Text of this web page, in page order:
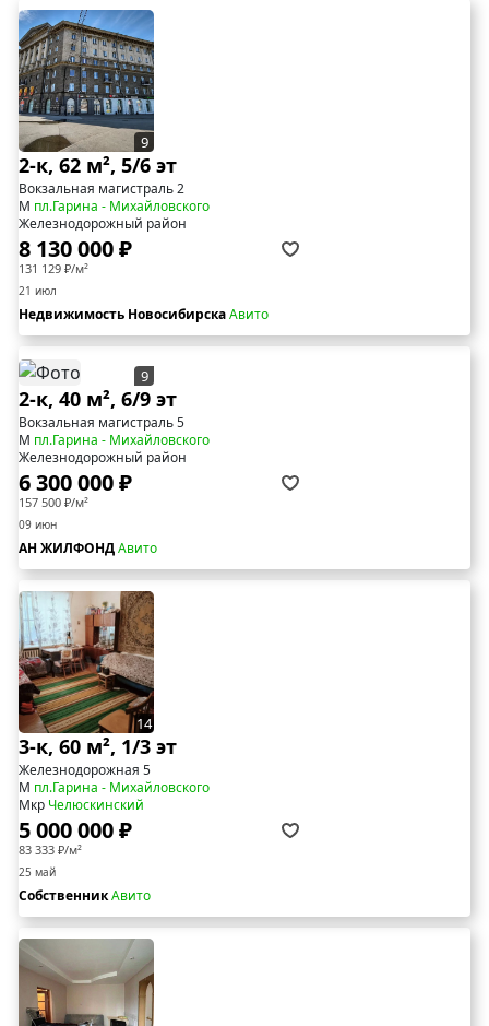
9
2-к, 62 м², 5/6 эт
Вокзальная магистраль 2
М пл.Гарина - Михайловского
Железнодорожный район
8 130 000 ₽
131 129 ₽/м²
21 июл
Недвижимость НовосибирскаАвито
9
2-к, 40 м², 6/9 эт
Вокзальная магистраль 5
М пл.Гарина - Михайловского
Железнодорожный район
6 300 000 ₽
157 500 ₽/м²
09 июн
АН ЖИЛФОНДАвито
14
3-к, 60 м², 1/3 эт
Железнодорожная 5
М пл.Гарина - Михайловского
Мкр Челюскинский
5 000 000 ₽
83 333 ₽/м²
25 май
СобственникАвито